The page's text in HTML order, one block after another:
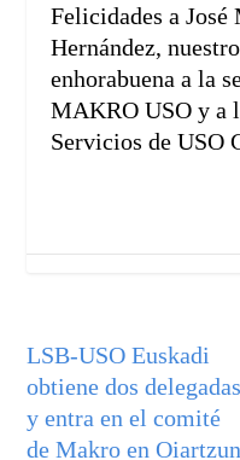
Felicidades a
Hernández,
enhorabuena a la
MAKRO USO y a
Servicios de USO
LSB-USO Euskadi
obtiene dos delegadas
y entra en el comité
de Makro en Oiartzun